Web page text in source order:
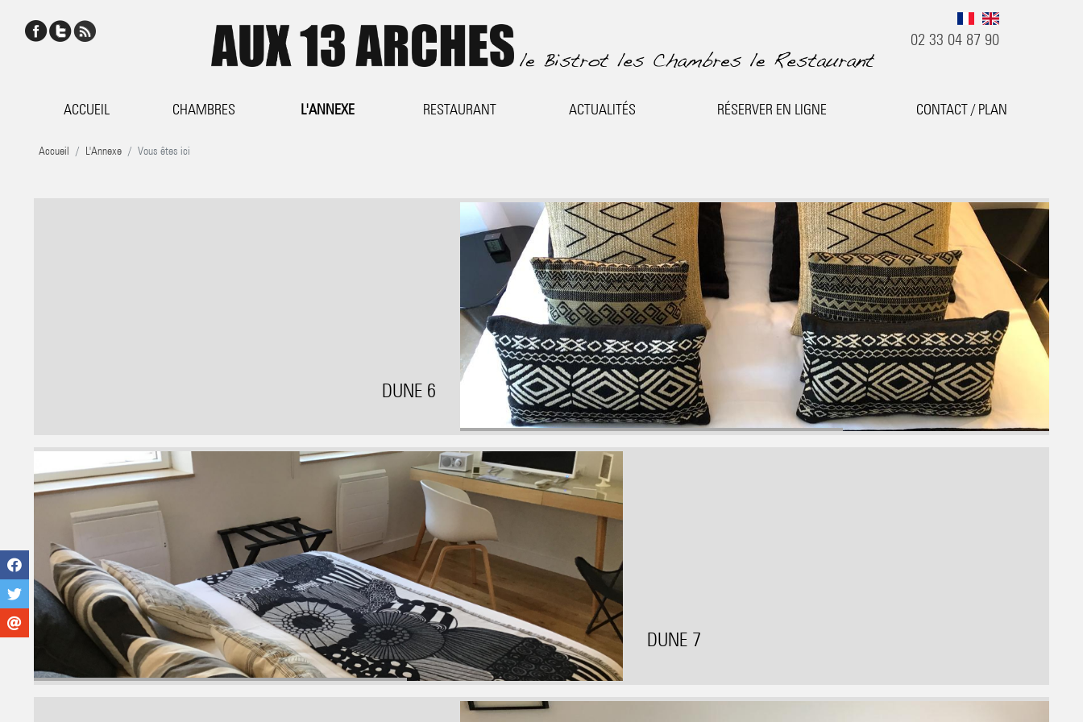
02 33 04 87 90
ACCUEIL CHAMBRES L'ANNEXE RESTAURANT ACTUALITÉS RÉSERVER EN LIGNE CONTACT / PLAN
Accueil L'Annexe Vous êtes ici
DUNE 6
DUNE 7